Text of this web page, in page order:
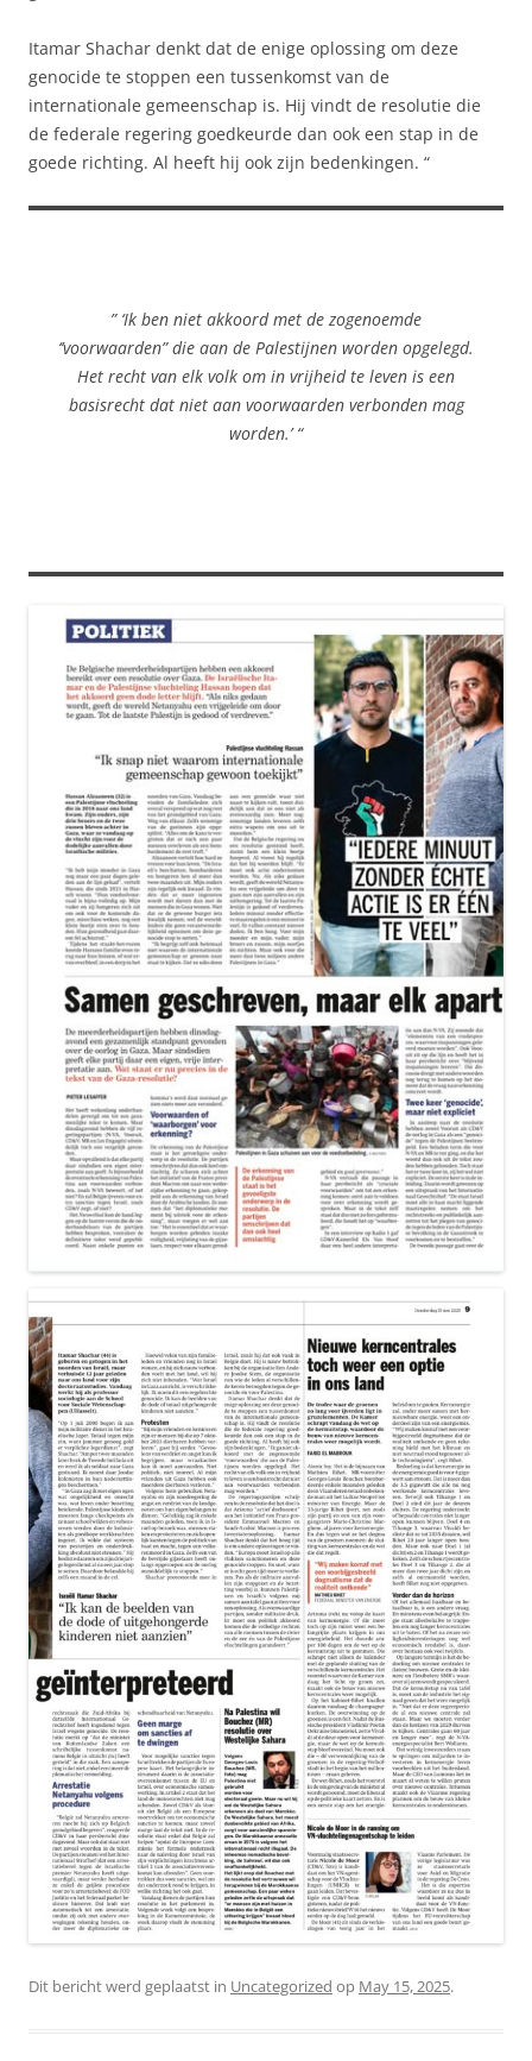
Itamar Shachar denkt dat de enige oplossing om deze
genocide te stoppen een tussenkomst van de
internationale gemeenschap is. Hij vindt de resolutie die
de federale regering goedkeurde dan ook een stap in de
goede richting. Al heeft hij ook zijn bedenkingen. “
” ‘Ik ben niet akkoord met de zogenoemde
‘’voorwaarden” die aan de Palestijnen worden opgelegd.
Het recht van elk volk om in vrijheid te leven is een
basisrecht dat niet aan voorwaarden verbonden mag
worden.’ “
Dit bericht werd geplaatst in Uncategorized op May 15, 2025.